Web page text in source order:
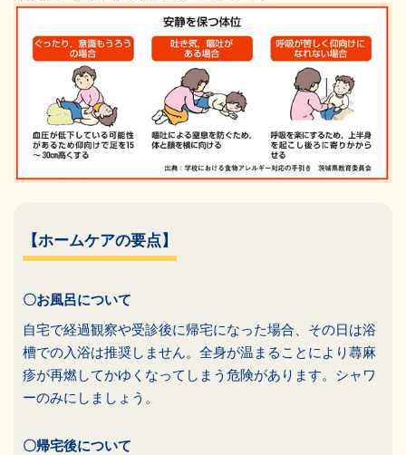
【ホームケアの要点】
〇お風呂について
自宅で経過観察や受診後に帰宅になった場合、その日は浴
槽での入浴は推奨しません。全身が温まることにより蕁麻
疹が再燃してかゆくなってしまう危険があります。シャワ
ーのみにしましょう。
〇帰宅後について